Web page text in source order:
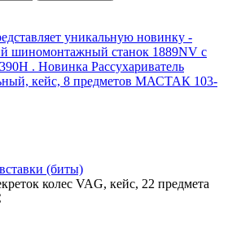
уникальную новинку -
шиномонтажный станок 1889NV с
. Новинка Рассухариватель
кейс, 8 предметов МАСТАК 103-
(биты)
колес VAG, кейс, 22 предмета